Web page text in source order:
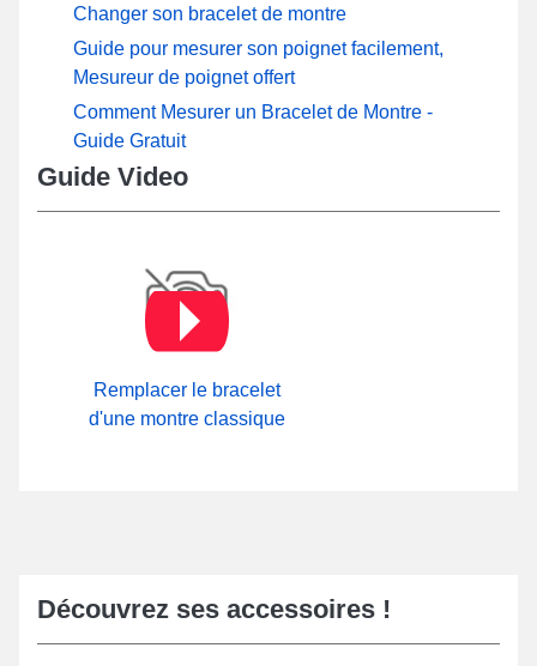
Changer son bracelet de montre
Guide pour mesurer son poignet facilement,
Mesureur de poignet offert
Comment Mesurer un Bracelet de Montre -
Guide Gratuit
Guide Video
Remplacer le bracelet
d'une montre classique
Découvrez ses accessoires !